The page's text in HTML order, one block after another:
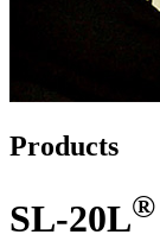
Products
SL-20L®